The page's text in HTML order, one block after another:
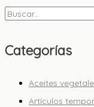
Categorías
Aceites
Artículos